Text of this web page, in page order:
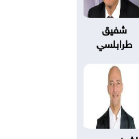
شفيق
طرابلسي